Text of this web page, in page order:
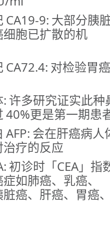
CA19-9: 大部分胰
胞已扩散的机
CA72.4: 对检验胃
: 许多研究证实此
40%更是第一期患
AFP: 会在肝癌病
疗的反应
初诊时「CEA」
如肺癌、乳癌、
癌、肝癌、胃癌